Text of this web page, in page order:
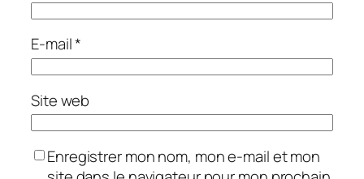
E-mail*
Site web
Enregistrer mon nom, mon e-mail et mon